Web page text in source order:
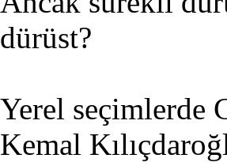
dürüst?
Yerel seçimlerde
Kemal